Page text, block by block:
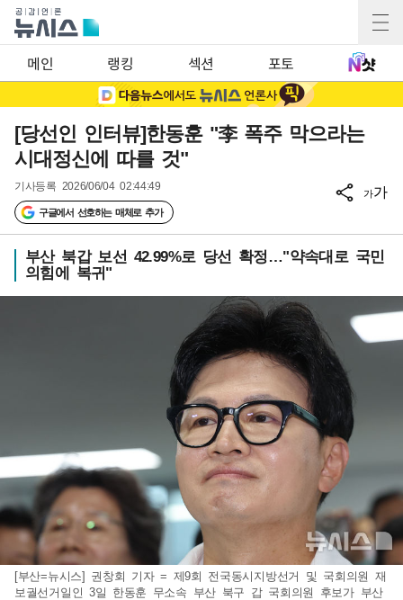
메인 랭킹 섹션 포토
[당선인 인터뷰]한동훈 "李 폭주 막으라는
시대정신에 따를 것"
기사등록 2026/06/04 02:44:49
구글에서 선호하는 매체로 추가
가가
부산 북갑 보선 42.99%로 당선 확정…"약속대로 국민
의힘에 복귀"
[부산=뉴시스] 권창회 기자 = 제9회 전국동시지방선거 및 국회의원 재
보궐선거일인 3일 한동훈 무소속 부산 북구 갑 국회의원 후보가 부산